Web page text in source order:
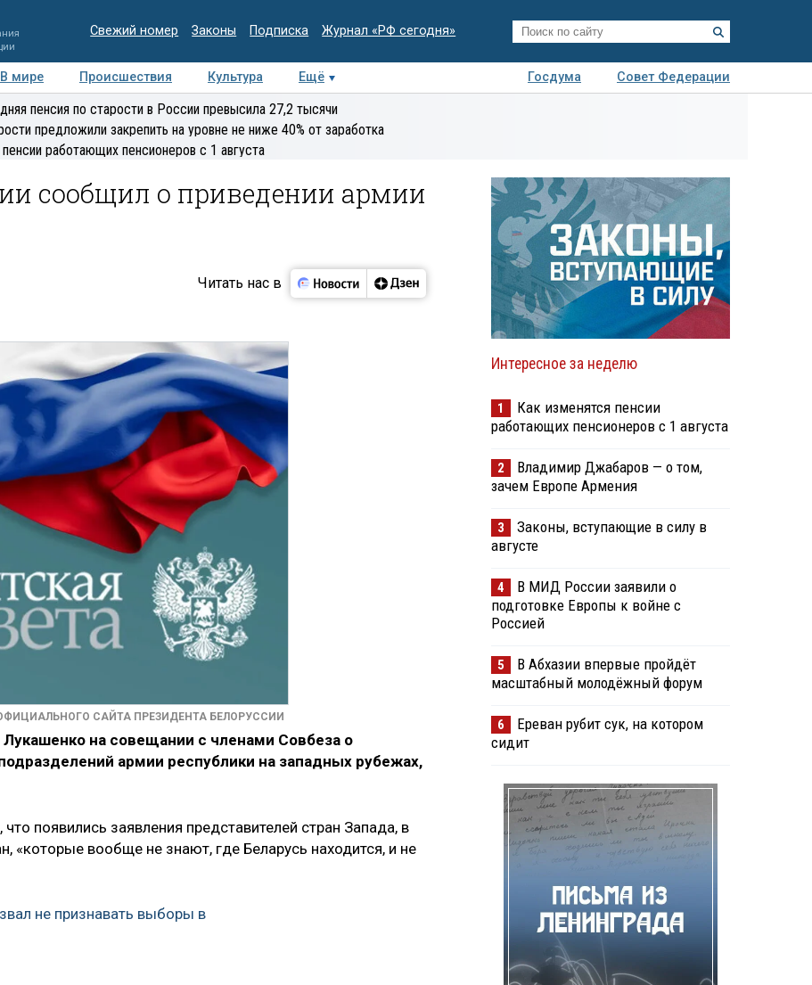
Свежий номер Законы Подписка Журнал «РФ сегодня»
В мире Происшествия Культура Ещё Госдума
Совет Федерации
Медиацентр Интервью Колумнисты
пенсия по старости в России превысила 27,2 тысячи
предложили закрепить на уровне не ниже 40% от заработка
работающих пенсионеров с 1 августа
сообщил о приведении армии
Читать нас в
САЙТА ПРЕЗИДЕНТА БЕЛОРУССИИ
на совещании с членами Совбеза о
армии республики на западных рубежах,
появились заявления представителей стран Запада, в
«которые вообще не знают, где Беларусь находится, и не
не признавать выборы в
Интересное за неделю
1
Как изменятся пенсии
работающих пенсионеров с 1 августа
2
Владимир Джабаров — о том,
зачем Европе Армения
3
Законы, вступающие в силу в
августе
4
В МИД России заявили о
подготовке Европы к войне с
Россией
5
В Абхазии впервые пройдёт
масштабный молодёжный форум
6
Ереван рубит сук, на котором
сидит